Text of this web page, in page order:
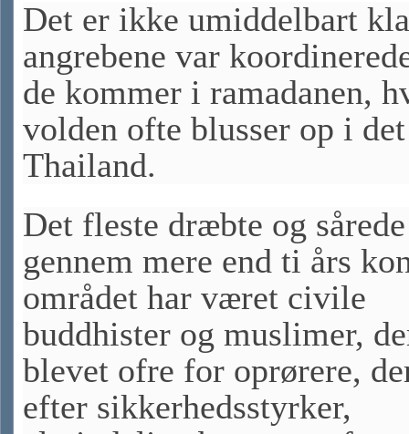
Det er ikke umiddelbart
angrebene var
de kommer i ramadanen,
volden ofte blusser op i
Thailand.
Det fleste dræbte og sårede
gennem mere end ti års
området har været civile
buddhister og muslimer,
blevet ofre for oprørere,
efter sikkerhedsstyrker,